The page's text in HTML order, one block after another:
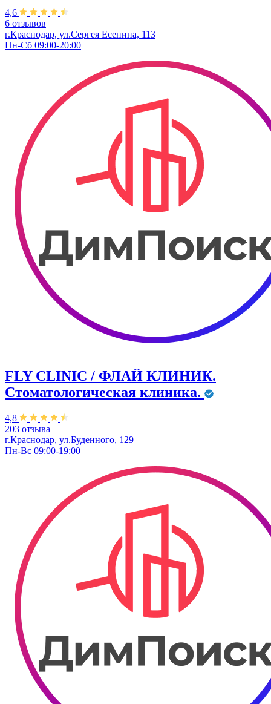
4,6
6 отзывов
г.Краснодар, ул.Сергея Есенина, 113
Пн-Сб 09:00-20:00
FLY CLINIC / ФЛАЙ КЛИНИК.
Стоматологическая клиника.
4,8
203 отзыва
г.Краснодар, ул.Буденного, 129
Пн-Вс 09:00-19:00